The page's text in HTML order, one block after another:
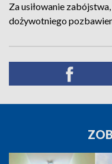
Za usiłowanie
dożywotniego